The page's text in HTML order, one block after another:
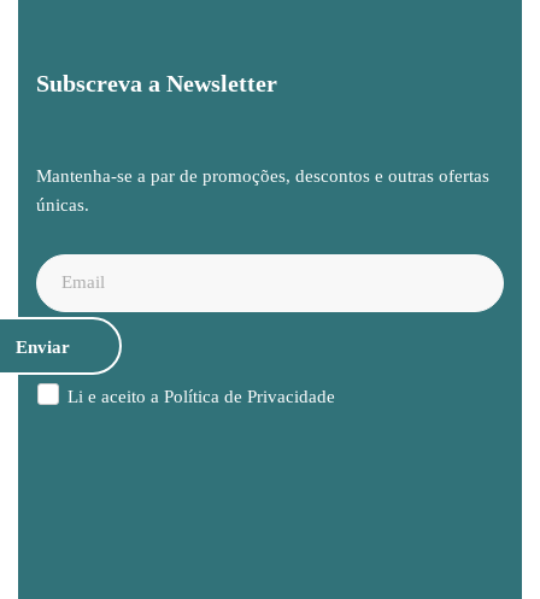
Subscreva a Newsletter
Mantenha-se a par de promoções, descontos e outras ofertas
únicas.
Li e aceito a Política de Privacidade